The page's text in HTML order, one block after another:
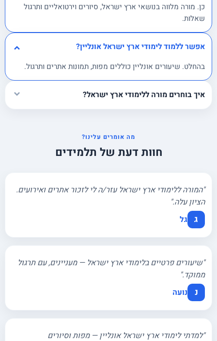
כן. מורה מלווה בנושאי ארץ ישראל, סיורים וירטואליים ותרגול
שאלות.
אפשר ללמוד לימודי ארץ ישראל אונליין?
בהחלט. שיעורים אונליין כוללים מפות, תמונות אתרים ותרגול.
איך בוחרים מורה ללימודי ארץ ישראל?
מה אומרים עלינו?
חוות דעת של תלמידים
"המורה ללימודי ארץ ישראל עזר/ה לי לזכור אתרים ואירועים.
הציון עלה."
ג גל
"שיעורים פרטיים בלימודי ארץ ישראל — מעניינים, עם תרגול
ממוקד."
נ נועה
"למדתי לימודי ארץ ישראל אונליין — מפות וסיורים